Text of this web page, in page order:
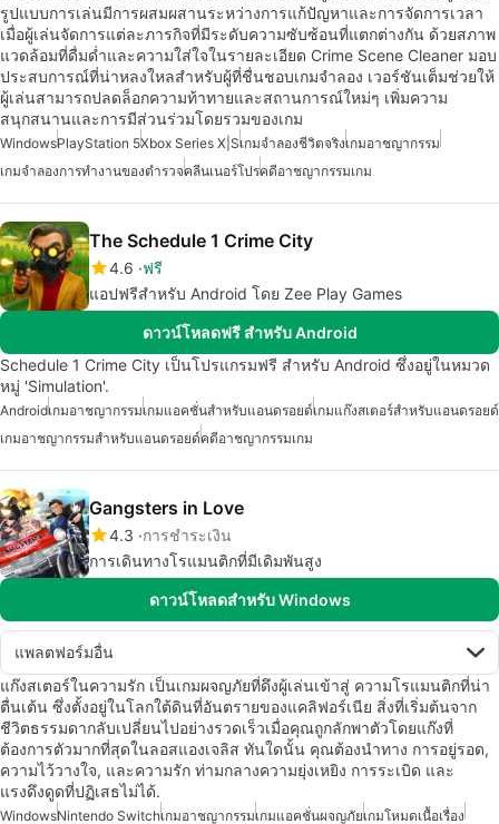
รูปแบบการเล่นมีการผสมผสานระหว่างการแก้ปัญหาและการจัดการเวลา
เมื่อผู้เล่นจัดการแต่ละภารกิจที่มีระดับความซับซ้อนที่แตกต่างกัน ด้วยสภาพ
แวดล้อมที่ดื่มด่ำและความใส่ใจในรายละเอียด Crime Scene Cleaner มอบ
ประสบการณ์ที่น่าหลงใหลสำหรับผู้ที่ชื่นชอบเกมจำลอง เวอร์ชันเต็มช่วยให้
ผู้เล่นสามารถปลดล็อกความท้าทายและสถานการณ์ใหม่ๆ เพิ่มความ
สนุกสนานและการมีส่วนร่วมโดยรวมของเกม
WindowsPlayStation 5Xbox Series X|Sเกมจำลองชีวิตจริงเกมอาชญากรรม
เกมจำลองการทำงานของตำรวจคลีนเนอร์โปรคดีอาชญากรรมเกม
The Schedule 1 Crime City
4.6 ฟรี
แอปฟรีสำหรับ Android โดย Zee Play Games
ดาวน์โหลดฟรี สำหรับ Android
Schedule 1 Crime City เป็นโปรแกรมฟรี สำหรับ Android ซึ่งอยู่ในหมวด
หมู่ 'Simulation'.
Androidเกมอาชญากรรมเกมแอคชั่นสำหรับแอนดรอยด์เกมแก๊งสเตอร์สำหรับแอนดรอยด์
เกมอาชญากรรมสำหรับแอนดรอยด์คดีอาชญากรรมเกม
Gangsters in Love
4.3 การชำระเงิน
การเดินทางโรแมนติกที่มีเดิมพันสูง
ดาวน์โหลดสำหรับ Windows
แพลตฟอร์มอื่น
แก๊งสเตอร์ในความรัก เป็นเกมผจญภัยที่ดึงผู้เล่นเข้าสู่ ความโรแมนติกที่น่า
ตื่นเต้น ซึ่งตั้งอยู่ในโลกใต้ดินที่อันตรายของแคลิฟอร์เนีย สิ่งที่เริ่มต้นจาก
ชีวิตธรรมดากลับเปลี่ยนไปอย่างรวดเร็วเมื่อคุณถูกลักพาตัวโดยแก๊งที่
ต้องการตัวมากที่สุดในลอสแองเจลิส ทันใดนั้น คุณต้องนำทาง การอยู่รอด,
ความไว้วางใจ, และความรัก ท่ามกลางความยุ่งเหยิง การระเบิด และ
แรงดึงดูดที่ปฏิเสธไม่ได้.
WindowsNintendo Switchเกมอาชญากรรมเกมแอคชั่นผจญภัยเกมโหมดเนื้อเรื่อง